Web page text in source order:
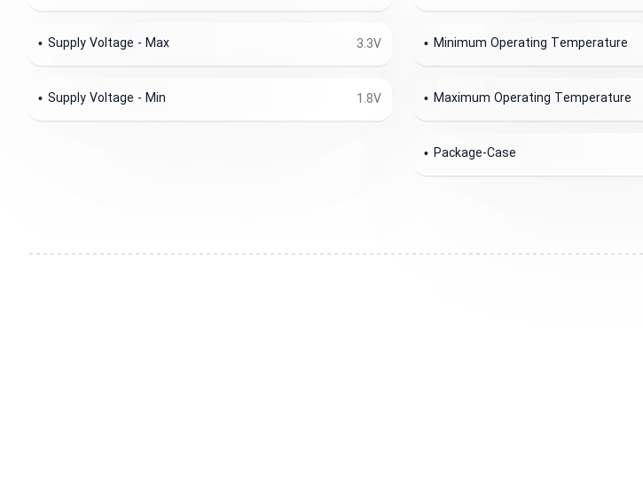
Minimum Operating Temperature
3.3V
Supply Voltage - Max
Maximum Operating Temperature
1.8V
Supply Voltage - Min
Package-Case